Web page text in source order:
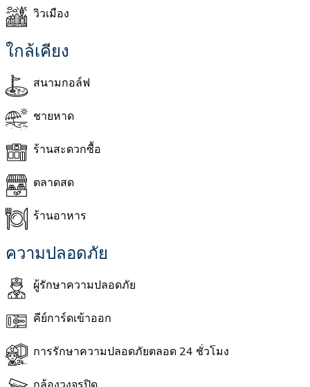
วิวเมือง
ใกล้เคียง
สนามกอล์ฟ
ชายหาด
ร้านสะดวกซื้อ
ตลาดสด
ร้านอาหาร
ความปลอดภัย
ผู้รักษาความปลอดภัย
คีย์การ์ดเข้าออก
การรักษาความปลอดภัยตลอด 24 ชั่วโมง